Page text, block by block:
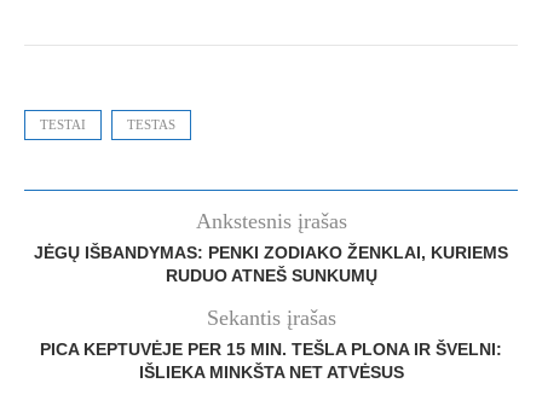
TESTAI TESTAS
Ankstesnis įrašas
JĖGŲ IŠBANDYMAS: PENKI ZODIAKO ŽENKLAI, KURIEMS
RUDUO ATNEŠ SUNKUMŲ
Sekantis įrašas
PICA KEPTUVĖJE PER 15 MIN. TEŠLA PLONA IR ŠVELNI:
IŠLIEKA MINKŠTA NET ATVĖSUS